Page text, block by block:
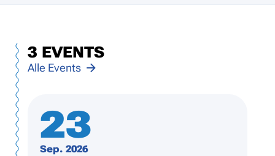
3
Events
3 EVENTS
Alle Events
23
Sep. 2026